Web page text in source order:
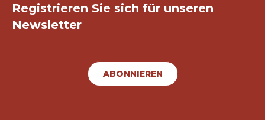
Registrieren Sie sich für unseren
Newsletter
ABONNIEREN